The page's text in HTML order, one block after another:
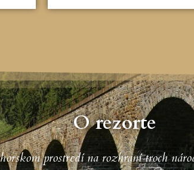
O rezorte
prostredí na rozhraní troch